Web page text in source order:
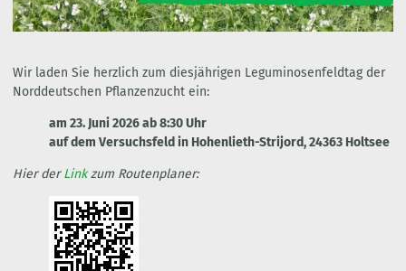
Wir laden Sie herzlich zum diesjährigen Leguminosenfeldtag der
Norddeutschen Pflanzenzucht ein:
am 23. Juni 2026 ab 8:30 Uhr
auf dem Versuchsfeld in Hohenlieth-Strijord, 24363 Holtsee
Hier derLinkzum Routenplaner: